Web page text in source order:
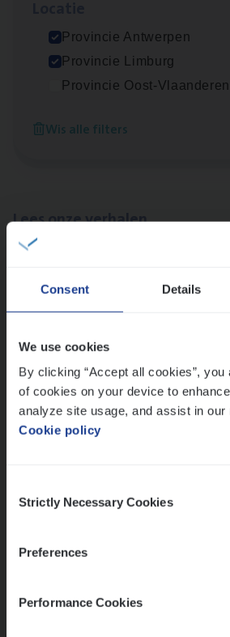
Consent Details
We use cookies
By clicking “Accept all cookies”,
of cookies on your device to
analyze site usage, and assist in our
Cookie policy
Selection
Strictly Necessary Cookies
Preferences
Performance Cookies
Provincie Antwerpen
Provincie Limburg
Provincie Oost-Vlaanderen
Wis alle filters
Scha­de Expert Fleet
Antwerpen
Lees onze verhalen
Meer dan collega’s: hoe Julie en
Mathias houdt van diepgaande
humor
werk
Ons sollicitatieproces